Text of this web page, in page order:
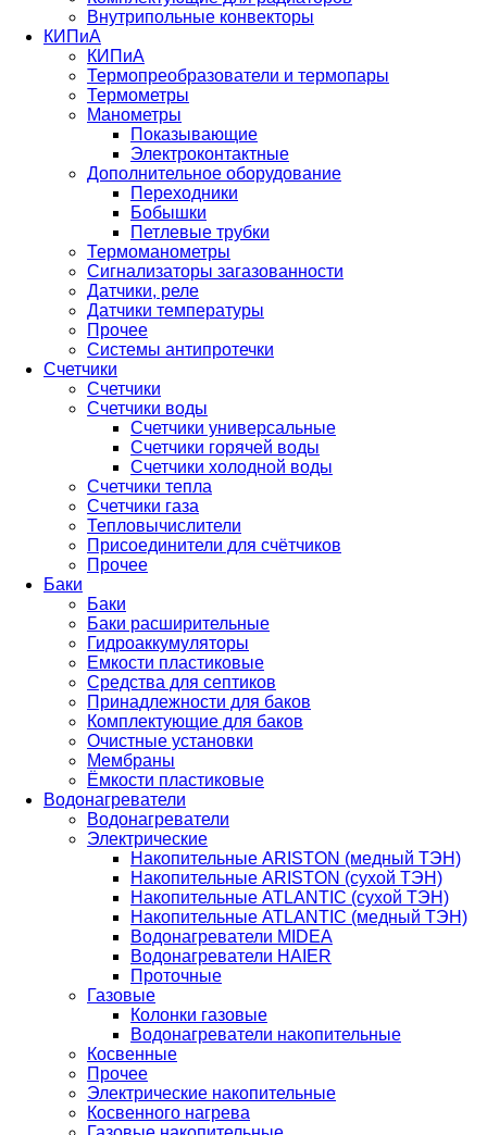
Внутрипольные конвекторы
КИПиА
КИПиА
Термопреобразователи и термопары
Термометры
Манометры
Показывающие
Электроконтактные
Дополнительное оборудование
Переходники
Бобышки
Петлевые трубки
Термоманометры
Сигнализаторы загазованности
Датчики, реле
Датчики температуры
Прочее
Системы антипротечки
Счетчики
Счетчики
Счетчики воды
Счетчики универсальные
Счетчики горячей воды
Счетчики холодной воды
Счетчики тепла
Счетчики газа
Тепловычислители
Присоединители для счётчиков
Прочее
Баки
Баки
Баки расширительные
Гидроаккумуляторы
Емкости пластиковые
Средства для септиков
Принадлежности для баков
Комплектующие для баков
Очистные установки
Мембраны
Ёмкости пластиковые
Водонагреватели
Водонагреватели
Электрические
Накопительные ARISTON (медный ТЭН)
Накопительные ARISTON (сухой ТЭН)
Накопительные ATLANTIC (сухой ТЭН)
Накопительные ATLANTIC (медный ТЭН)
Водонагреватели MIDEA
Водонагреватели HAIER
Проточные
Газовые
Колонки газовые
Водонагреватели накопительные
Косвенные
Прочее
Электрические накопительные
Косвенного нагрева